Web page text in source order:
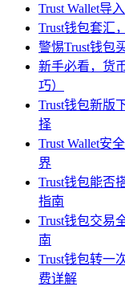
Trust Wallet导
Trust钱包套汇
警惕Trust钱包
新手必看，货
巧）
Trust钱包新版
择
Trust Wallet安
界
Trust钱包能否
指南
Trust钱包交易
南
Trust钱包转一
费详解